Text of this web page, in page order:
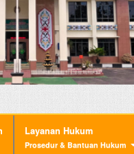
Layanan Hukum
Prosedur & Bantuan Hukum